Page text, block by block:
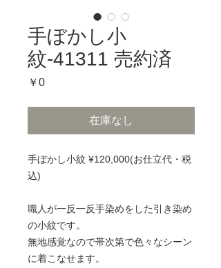
手ぼかし小
紋-41311 売約済
￥0価
在庫なし
手ぼかし小紋 ¥120,000(お仕立代・税
込)
職人が一反一反手染めをした引き染め
の小紋です。
無地感覚なので帯次第で色々なシーン
に着こなせます。